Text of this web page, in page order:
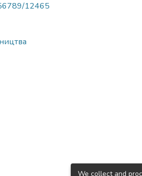
12465
We collect and